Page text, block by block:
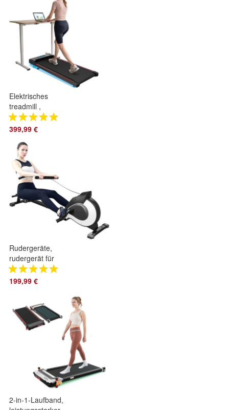
Elektrisches
treadmill ,
Laufbänder
Schreibtischlaufband
im Büro
399,99 €
Rudergeräte,
rudergerät für
zuhause mit 8-
stufigem
199,99 €
2-in-1-Laufband,